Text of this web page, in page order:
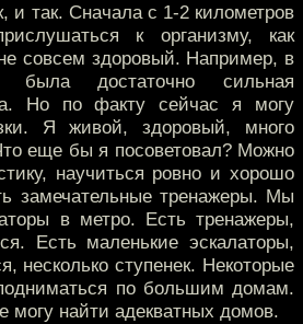
и так. Сначала с 1-2 километров
к организму, как
совсем здоровый. Например, в
достаточно сильная
Но по факту сейчас я могу
Я живой, здоровый, много
еще бы я посоветовал? Можно
научиться ровно и хорошо
замечательные тренажеры. Мы
в метро. Есть тренажеры,
Есть маленькие эскалаторы,
несколько ступенек. Некоторые
по большим домам.
могу найти адекватных домов.